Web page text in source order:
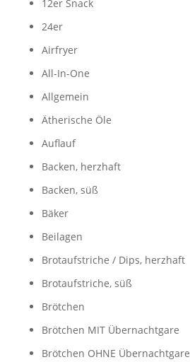
12er Snack
24er
Airfryer
All-In-One
Allgemein
Ätherische Öle
Auflauf
Backen, herzhaft
Backen, süß
Bäker
Beilagen
Brotaufstriche / Dips, herzhaft
Brotaufstriche, süß
Brötchen
Brötchen MIT Übernachtgare
Brötchen OHNE Übernachtgare